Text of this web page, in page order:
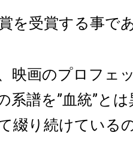
を受賞する事で
映画のプロフェ
系譜を”血統”と
綴り続けている